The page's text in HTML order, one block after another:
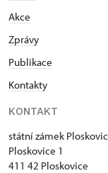
Akce
Zprávy
Publikace
Kontakty
KONTAKT
státní zámek
Ploskovice 1
411 42 Ploskovice